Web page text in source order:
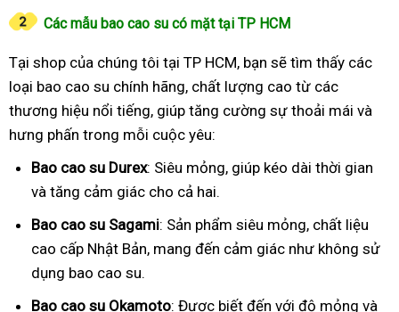
Các mẫu bao cao su có mặt tại TP HCM
Tại shop của chúng tôi tại TP HCM, bạn sẽ tìm thấy các
loại bao cao su chính hãng, chất lượng cao từ các
thương hiệu nổi tiếng, giúp tăng cường sự thoải mái và
hưng phấn trong mỗi cuộc yêu:
Bao cao su Durex: Siêu mỏng, giúp kéo dài thời gian
và tăng cảm giác cho cả hai.
Bao cao su Sagami: Sản phẩm siêu mỏng, chất liệu
cao cấp Nhật Bản, mang đến cảm giác như không sử
dụng bao cao su.
Bao cao su Okamoto: Được biết đến với độ mỏng và